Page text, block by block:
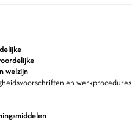
welzijn
en werkprocedures